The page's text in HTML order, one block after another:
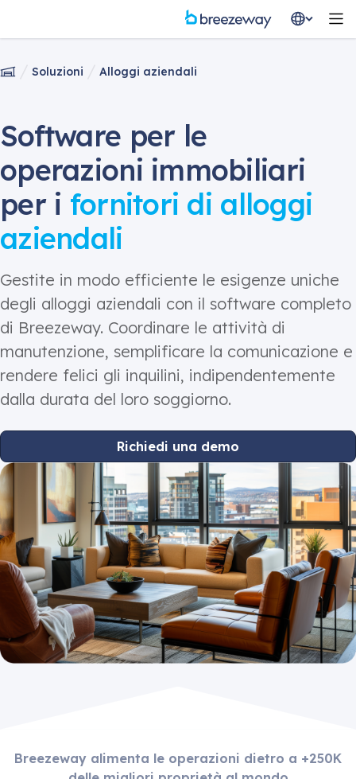
Soluzioni Alloggi aziendali
Software per le
operazioni immobiliari
per i fornitori di alloggi
aziendali
Gestite in modo efficiente le esigenze uniche
degli alloggi aziendali con il software completo
di Breezeway. Coordinare le attività di
manutenzione, semplificare la comunicazione e
rendere felici gli inquilini, indipendentemente
dalla durata del loro soggiorno.
Richiedi una demo
Breezeway alimenta le operazioni dietro a +250K